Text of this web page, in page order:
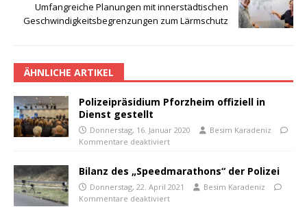
Umfangreiche Planungen mit innerstädtischen
Geschwindigkeitsbegrenzungen zum Lärmschutz
ÄHNLICHE ARTIKEL
Polizeipräsidium Pforzheim offiziell in
Dienst gestellt
Donnerstag, 16. Januar 2020
Besim Karadeniz
Kommentare deaktiviert
Bilanz des „Speedmarathons“ der Polizei
Donnerstag, 22. April 2021
Besim Karadeniz
Kommentare deaktiviert